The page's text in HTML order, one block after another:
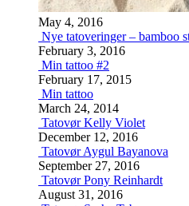
May 4, 2016
Nye tatoveringer – bamboo
February 3, 2016
Min tattoo #2
February 17, 2015
Min tattoo
March 24, 2014
Tatovør Kelly Violet
December 12, 2016
Tatovør Aygul Bayanova
September 27, 2016
Tatovør Pony Reinhardt
August 31, 2016